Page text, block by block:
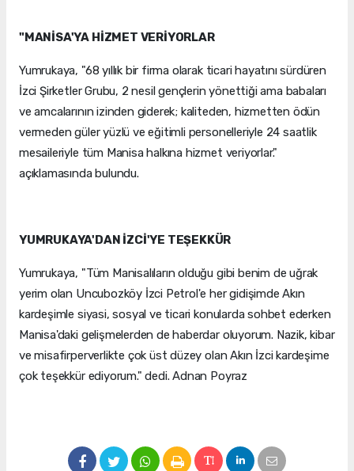
"MANİSA'YA HİZMET VERİYORLAR
Yumrukaya, "68 yıllık bir firma olarak ticari hayatını sürdüren
İzci Şirketler Grubu, 2 nesil gençlerin yönettiği ama babaları
ve amcalarının izinden giderek; kaliteden, hizmetten ödün
vermeden güler yüzlü ve eğitimli personelleriyle 24 saatlik
mesaileriyle tüm Manisa halkına hizmet veriyorlar."
açıklamasında bulundu.
YUMRUKAYA'DAN İZCİ'YE TEŞEKKÜR
Yumrukaya, "Tüm Manisalıların olduğu gibi benim de uğrak
yerim olan Uncubozköy İzci Petrol'e her gidişimde Akın
kardeşimle siyasi, sosyal ve ticari konularda sohbet ederken
Manisa'daki gelişmelerden de haberdar oluyorum. Nazik, kibar
ve misafirperverlikte çok üst düzey olan Akın İzci kardeşime
çok teşekkür ediyorum." dedi. Adnan Poyraz